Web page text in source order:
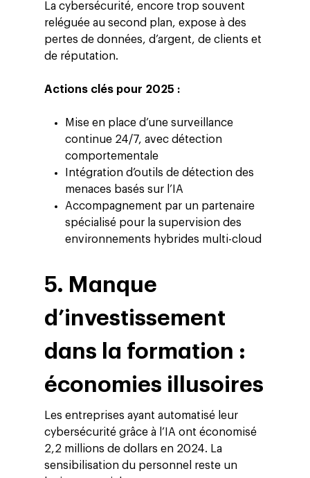
La cybersécurité, encore trop souvent
reléguée au second plan, expose à des
pertes de données, d’argent, de clients et
de réputation.
Actions clés pour 2025 :
Mise en place d’une surveillance
continue 24/7, avec détection
comportementale
Intégration d’outils de détection des
menaces basés sur l’IA
Accompagnement par un partenaire
spécialisé pour la supervision des
environnements hybrides multi-cloud
5. Manque
d’investissement
dans la formation :
économies illusoires
Les entreprises ayant automatisé leur
cybersécurité grâce à l’IA ont économisé
2,2 millions de dollars en 2024. La
sensibilisation du personnel reste un